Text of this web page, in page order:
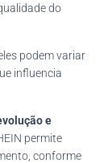
do
podem variar
influencia
e
permite
conforme